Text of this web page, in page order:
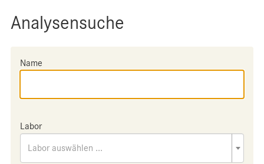
Analysensuche
Name
Labor
Labor auswählen ...